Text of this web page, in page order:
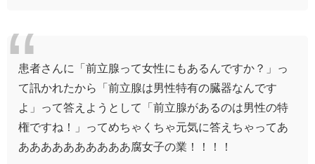
患者さんに「前立腺って女性にもあるんですか？」っ
て訊かれたから「前立腺は男性特有の臓器なんです
よ」って答えようとして「前立腺があるのは男性の特
権ですね！」ってめちゃくちゃ元気に答えちゃってあ
ああああああああああ腐女子の業！！！！